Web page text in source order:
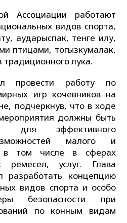
Ассоциации работают
видов спорта,
аударыспак, тенге илу,
птицами, тогызкумалак,
традиционного лука.
провести работу по
игр кочевников на
подчеркнув, что в ходе
должны быть
для эффективного
малого и
в том числе в сферах
ремесел, услуг. Глава
разработать концепцию
видов спорта и особо
безопасности при
по конным видам